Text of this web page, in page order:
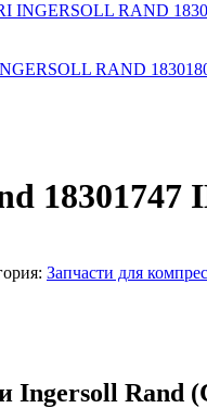
INGERSOLL RAND
RAND
18301747
Запчасти для
Ingersoll Rand